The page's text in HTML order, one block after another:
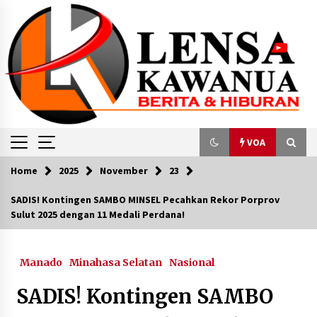
content
VOA
VOA
VOA Global Report: Idulfitri di AS dan Bisnis
Live Shopping Busana Muslim Indonesia
Home 2025 November 23
SADIS! Kontingen SAMBO MINSEL Pecahkan Rekor Porprov
Sulut 2025 dengan 11 Medali Perdana! ‎
Manado Minahasa Selatan Nasional
SADIS! Kontingen SAMBO